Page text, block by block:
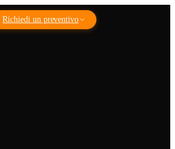
Richiedi un preventivo